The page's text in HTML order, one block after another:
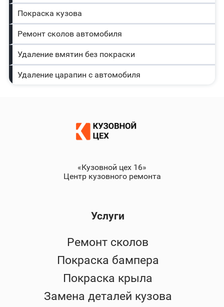
Покраска кузова
Ремонт сколов автомобиля
Удаление вмятин без покраски
Удаление царапин с автомобиля
«Кузовной цех 16»
Центр кузовного ремонта
Услуги
Ремонт сколов
Покраска бампера
Покраска крыла
Замена деталей кузова